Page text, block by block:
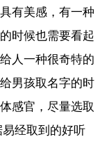
有美感，有一种
时候也需要看起
人一种很奇特的
男孩取名字的时
感官，尽量选取
经取到的好听